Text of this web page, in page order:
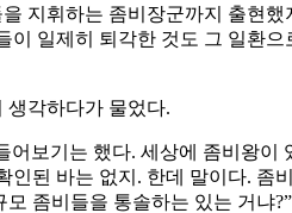
지휘하는 좀비장군까지 출현했
이 일제히 퇴각한 것도 그 일환으
생각하다가 물었다.
보기는 했다. 세상에 좀비왕이
인된 바는 없지. 한데 말이다. 좀
좀비들을 통솔하는 있는 거냐?”